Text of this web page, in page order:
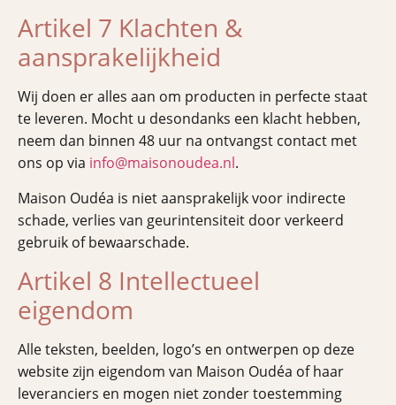
Artikel 7 Klachten &
aansprakelijkheid
Wij doen er alles aan om producten in perfecte staat
te leveren. Mocht u desondanks een klacht hebben,
neem dan binnen 48 uur na ontvangst contact met
ons op via info@maisonoudea.nl.
Maison Oudéa is niet aansprakelijk voor indirecte
schade, verlies van geurintensiteit door verkeerd
gebruik of bewaarschade.
Artikel 8 Intellectueel
eigendom
Alle teksten, beelden, logo’s en ontwerpen op deze
website zijn eigendom van Maison Oudéa of haar
leveranciers en mogen niet zonder toestemming